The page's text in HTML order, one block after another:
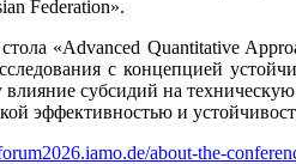
Federation».
Quantitative Approaches
с концепцией
субсидий на
эффективностью и
about-the-